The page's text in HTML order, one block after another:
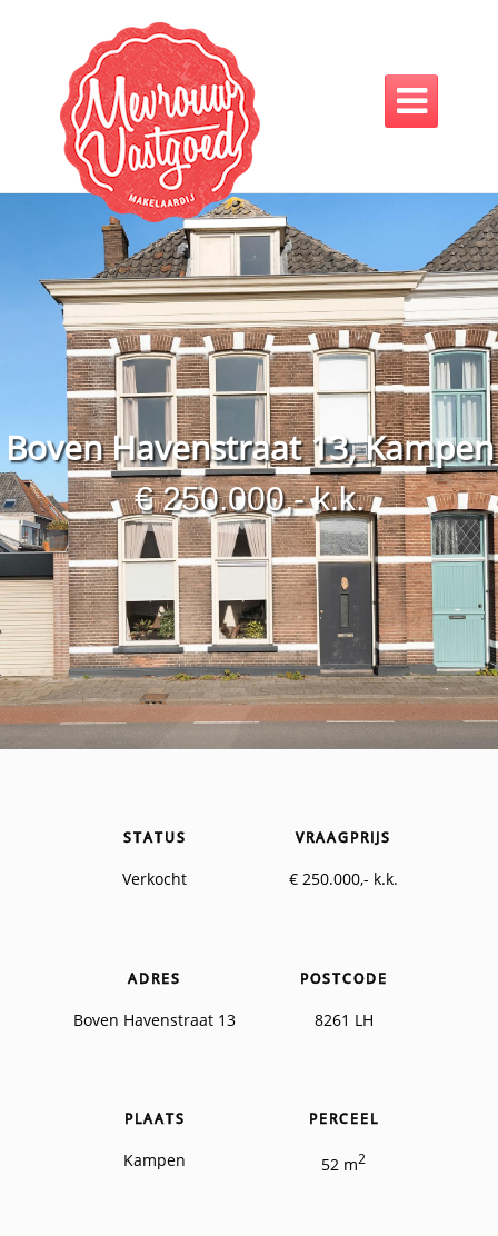

Boven Havenstraat 13, Kampen
€ 250.000,- k.k.
STATUS
Verkocht
VRAAGPRIJS
€ 250.000,- k.k.
ADRES
Boven Havenstraat 13
POSTCODE
8261 LH
PLAATS
Kampen
PERCEEL
52 m2